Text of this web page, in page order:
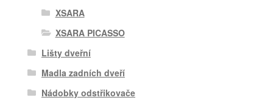
XSARA
XSARA PICASSO
Lišty dveřní
Madla zadních dveří
Nádobky odstřikovače